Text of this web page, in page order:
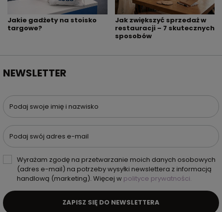
Jakie gadżety na stoisko
targowe?
Jak zwiększyć sprzedaż w
restauracji – 7 skutecznych
sposobów
NEWSLETTER
Podaj swoje imię i nazwisko
Podaj swój adres e-mail
Wyrażam zgodę na przetwarzanie moich danych osobowych
(adres e-mail) na potrzeby wysyłki newslettera z informacją
handlową (marketing). Więcej w polityce prywatności.
ZAPISZ SIĘ DO NEWSLETTERA